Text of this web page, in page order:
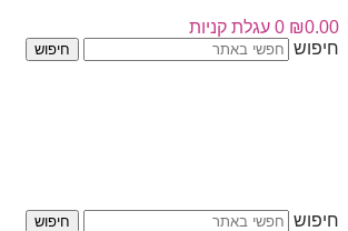
₪0.00
0 עגלת קניות
חיפוש
חיפוש
חיפוש חיפוש